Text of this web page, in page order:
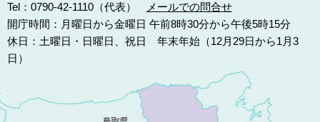
Tel：0790-42-1110（代表）
メールでの問合せ
開庁時間：月曜日から金曜日 午前8時30分から午後5時15分
休日：土曜日・日曜日、祝日 年末年始（12月29日から1月3
日）